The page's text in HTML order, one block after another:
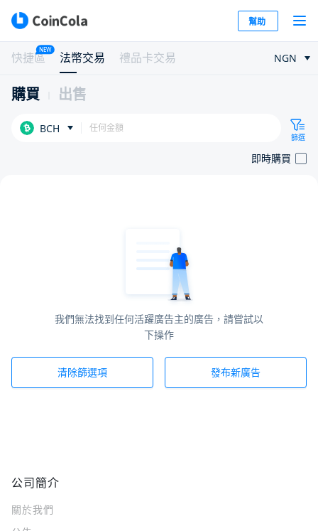
幫助
快捷區
NEW
法幣交易 禮品卡交易 NGN
購買 出售
BCH
篩選
即時購買
我們無法找到任何活躍廣告主的廣告，請嘗試以
下操作
清除篩選項 發布新廣告
公司簡介
關於我們